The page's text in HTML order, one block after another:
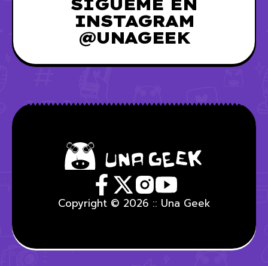
INSTAGRAM
@UNAGEEK
Copyright © 2026 :: Una Geek